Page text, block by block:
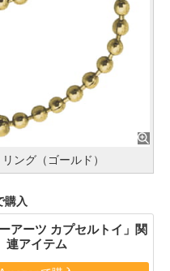
ング（ゴールド）
購入
アーツ カプセルトイ」関
連アイテム